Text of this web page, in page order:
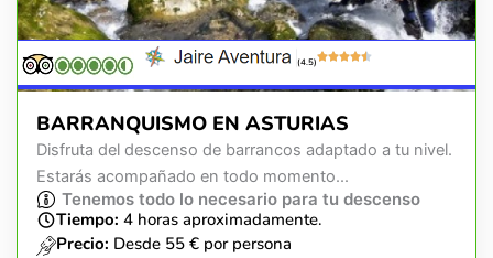
(4.5)
BARRANQUISMO EN ASTURIAS
Disfruta del descenso de barrancos adaptado a tu nivel.
Estarás acompañado en todo momento...
Tenemos todo lo necesario para tu descenso
Tiempo: 4 horas aproximadamente.
Precio: Desde 55 € por persona